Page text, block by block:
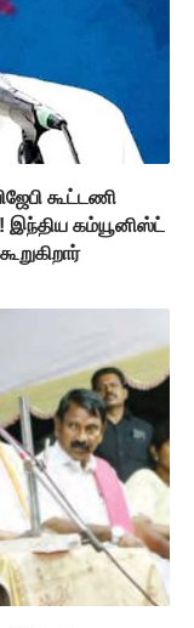
கூட்டணி
இந்திய கம்யூனிஸ்ட்